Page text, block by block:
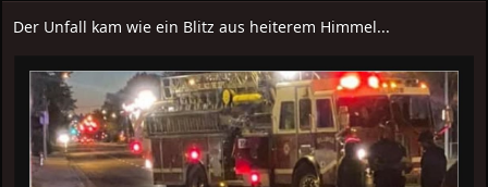
Der Unfall kam wie ein Blitz aus heiterem Himmel...